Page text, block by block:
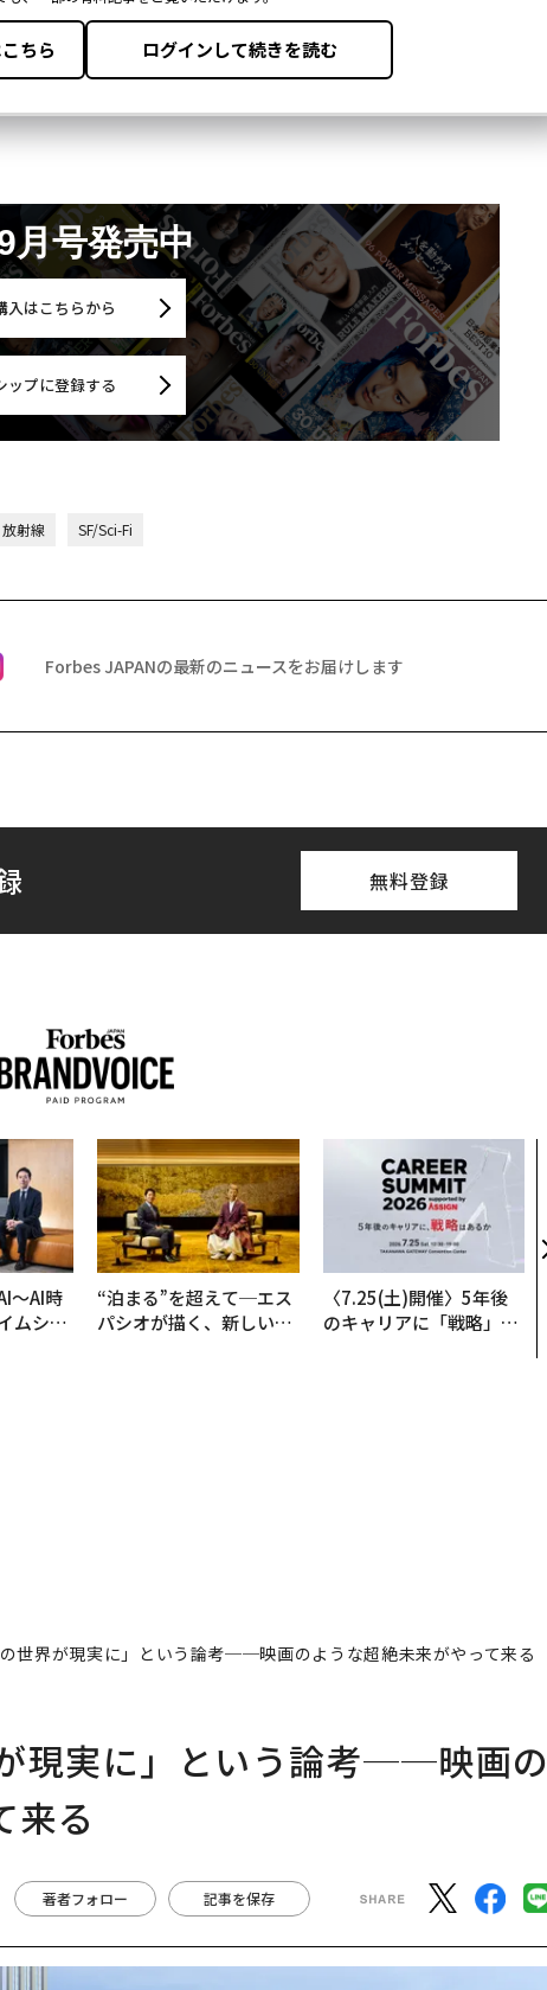
月号発売中
入はこちらから
ップに登録する
放射線 SF/Sci-Fi
Forbes JAPANの最新のニュースをお届けします
無料登録
〜AI時
ムシフ
“泊まる”を超えて─エス
パシオが描く、新しい日
〈7.25(土)開催〉5年後
のキャリアに「戦略」は
の世界が現実に」という論考──映画のような超絶未来がやって来る
現実に」という論考──映画の
来る
著者フォロー 記事を保存